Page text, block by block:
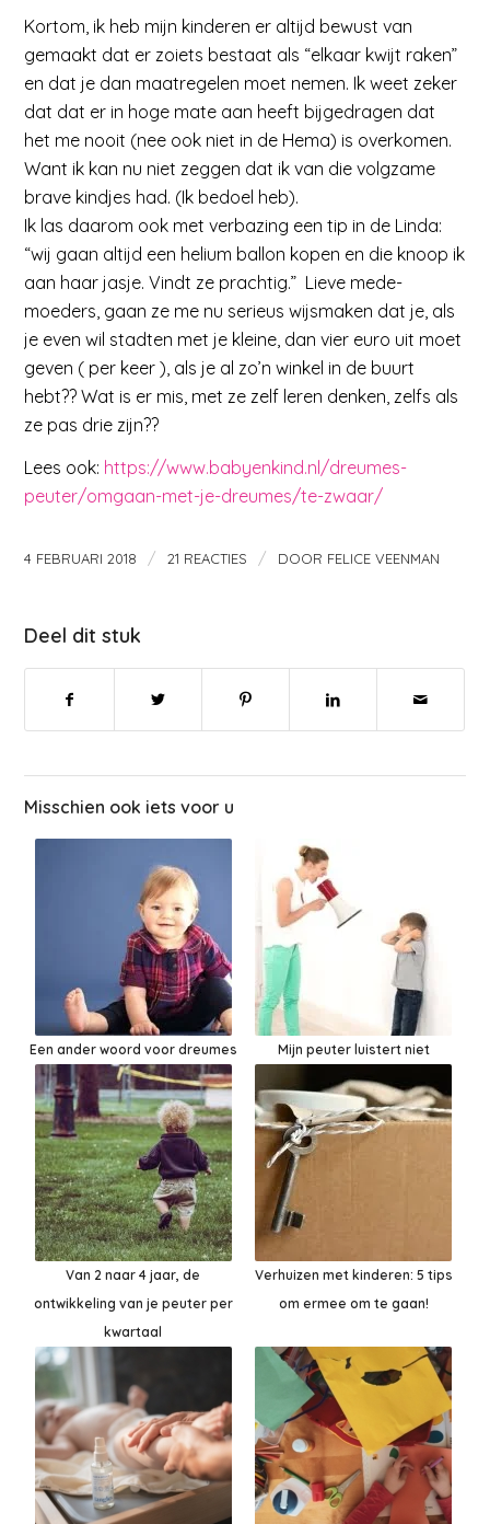
Kortom, ik heb mijn kinderen er altijd bewust van
gemaakt dat er zoiets bestaat als “elkaar kwijt raken”
en dat je dan maatregelen moet nemen. Ik weet zeker
dat dat er in hoge mate aan heeft bijgedragen dat
het me nooit (nee ook niet in de Hema) is overkomen.
Want ik kan nu niet zeggen dat ik van die volgzame
brave kindjes had. (Ik bedoel heb).
Ik las daarom ook met verbazing een tip in de Linda:
“wij gaan altijd een helium ballon kopen en die knoop ik
aan haar jasje. Vindt ze prachtig.” Lieve mede-
moeders, gaan ze me nu serieus wijsmaken dat je, als
je even wil stadten met je kleine, dan vier euro uit moet
geven ( per keer ), als je al zo’n winkel in de buurt
hebt?? Wat is er mis, met ze zelf leren denken, zelfs als
ze pas drie zijn??
Lees ook: https://www.babyenkind.nl/dreumes-
peuter/omgaan-met-je-dreumes/te-zwaar/
4 FEBRUARI 2018 / 21 REACTIES / DOOR FELICE VEENMAN
Deel dit stuk
Misschien ook iets voor u
Een ander woord voor dreumes Mijn peuter luistert niet
Van 2 naar 4 jaar, de
ontwikkeling van je peuter per
kwartaal
Verhuizen met kinderen: 5 tips
om ermee om te gaan!